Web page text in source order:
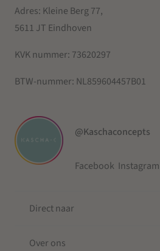
Adres: Kleine Berg 77,
5611 JT Eindhoven
KVK nummer: 73620297
BTW-nummer: NL859604457B01
@Kaschaconcepts
Facebook Instagram
Direct naar
Over ons